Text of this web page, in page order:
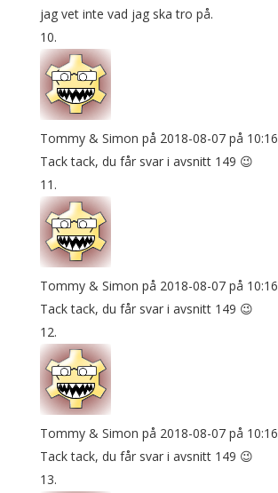
jag vet inte vad jag ska tro på.
Tommy & Simon på 2018-08-07 på 10:16
Tack tack, du får svar i avsnitt 149 😉
Tommy & Simon på 2018-08-07 på 10:16
Tack tack, du får svar i avsnitt 149 😉
Tommy & Simon på 2018-08-07 på 10:16
Tack tack, du får svar i avsnitt 149 😉